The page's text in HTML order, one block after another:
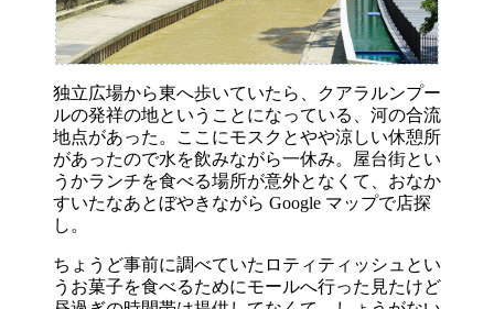
独立広場から東へ歩いていたら、クアラルンプー
ルの発祥の地ということになっている、河の合流
地点があった。ここにモスクとやや涼しい休憩所
があったので水を飲みながら一休み。屋台街とい
うかランチを食べる場所が意外となくて、おなか
すいたなあとぼやきながら Google マップで店探
し。
ちょうど事前に調べていたロティティッシュとい
うお菓子を食べるためにモールへ行った見たけど